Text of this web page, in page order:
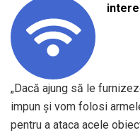
„Dacă ajung să le
impun şi vom folosi
pentru a ataca acele